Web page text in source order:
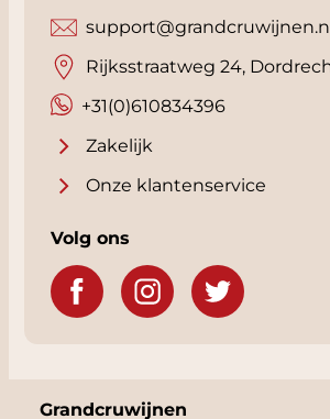
+31(0)610834396
Rijksstraatweg 24,
Zakelijk
Onze klantenservice
Volg ons
Grandcruwijnen